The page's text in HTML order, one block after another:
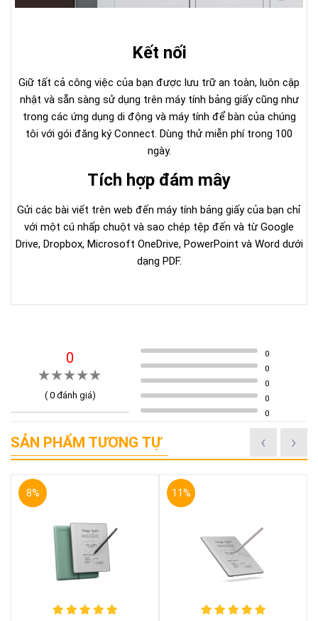
Kết nối
Giữ tất cả công việc của bạn được lưu trữ an toàn, luôn cập
nhật và sẵn sàng sử dụng trên máy tính bảng giấy cũng như
trong các ứng dụng di động và máy tính để bàn của chúng
tôi với gói đăng ký Connect. Dùng thử miễn phí trong 100
ngày.
Tích hợp đám mây
Gửi các bài viết trên web đến máy tính bảng giấy của bạn chỉ
với một cú nhấp chuột và sao chép tệp đến và từ Google
Drive, Dropbox, Microsoft OneDrive, PowerPoint và Word dưới
dạng PDF.
0
(0 đánh giá)
0
0
0
0
0
SẢN PHẨM TƯƠNG TỰ
8% 11%
‹ ›